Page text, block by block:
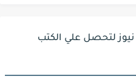
لتحصل علي الكتب